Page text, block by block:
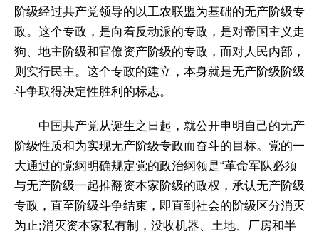
阶级经过共产党领导的以工农联盟为基础的无产阶级专
政。这个专政，是向着反动派的专政，是对帝国主义走
狗、地主阶级和官僚资产阶级的专政，而对人民内部，
则实行民主。这个专政的建立，本身就是无产阶级阶级
斗争取得决定性胜利的标志。
中国共产党从诞生之日起，就公开申明自己的无产
阶级性质和为实现无产阶级专政而奋斗的目标。党的一
大通过的党纲明确规定党的政治纲领是“革命军队必须
与无产阶级一起推翻资本家阶级的政权，承认无产阶级
专政，直至阶级斗争结束，即直到社会的阶级区分消灭
为止;消灭资本家私有制，没收机器、土地、厂房和半